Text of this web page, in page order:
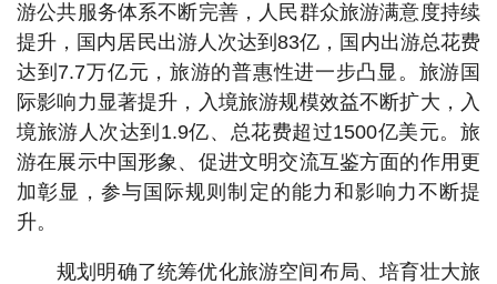
游公共服务体系不断完善，人民群众旅游满意度持续
提升，国内居民出游人次达到83亿，国内出游总花费
达到7.7万亿元，旅游的普惠性进一步凸显。旅游国
际影响力显著提升，入境旅游规模效益不断扩大，入
境旅游人次达到1.9亿、总花费超过1500亿美元。旅
游在展示中国形象、促进文明交流互鉴方面的作用更
加彰显，参与国际规则制定的能力和影响力不断提
升。
规划明确了统筹优化旅游空间布局、培育壮大旅